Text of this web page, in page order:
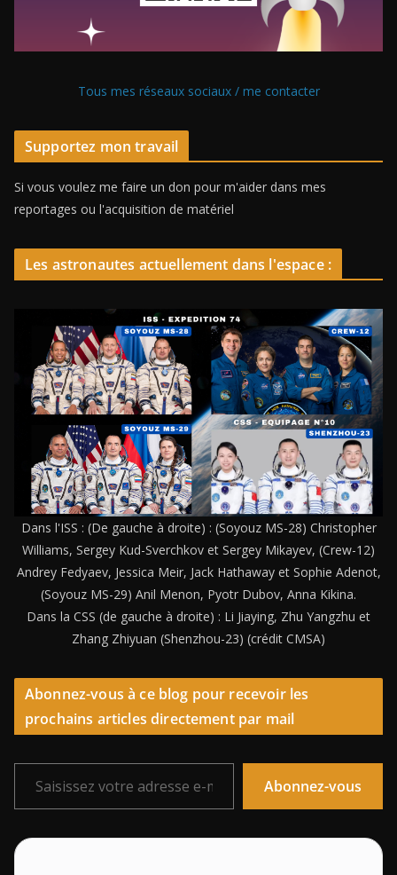
Tous mes réseaux sociaux / me contacter
Supportez mon travail
Si vous voulez me faire un don pour m'aider dans mes
reportages ou l'acquisition de matériel
Les astronautes actuellement dans l'espace :
Dans l'ISS : (De gauche à droite) : (Soyouz MS-28) Christopher
Williams, Sergey Kud-Sverchkov et Sergey Mikayev, (Crew-12)
Andrey Fedyaev, Jessica Meir, Jack Hathaway et Sophie Adenot,
(Soyouz MS-29) Anil Menon, Pyotr Dubov, Anna Kikina.
Dans la CSS (de gauche à droite) : Li Jiaying, Zhu Yangzhu et
Zhang Zhiyuan (Shenzhou-23) (crédit CMSA)
Abonnez-vous à ce blog pour recevoir les
prochains articles directement par mail
Saisissez votre adresse e-mail…
Abonnez-vous